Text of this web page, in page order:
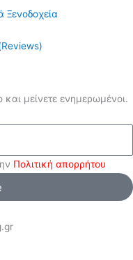
Ξενοδοχεία
και μείνετε ενημερωμένοι.
Πολιτική απορρήτου